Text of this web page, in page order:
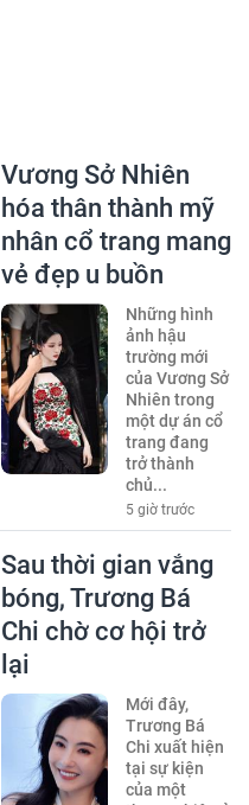
Vương Sở Nhiên
hóa thân thành mỹ
nhân cổ trang mang
vẻ đẹp u buồn
Những hình
ảnh hậu
trường mới
của Vương Sở
Nhiên trong
một dự án cổ
trang đang
trở thành
chủ...
5 giờ trước
Sau thời gian vắng
bóng, Trương Bá
Chi chờ cơ hội trở
lại
Mới đây,
Trương Bá
Chi xuất hiện
tại sự kiện
của một